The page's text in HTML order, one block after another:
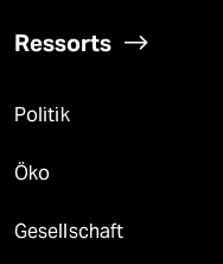
Ressorts
Politik
Öko
Gesellschaft